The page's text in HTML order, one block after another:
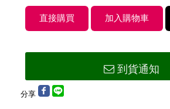
到貨通知
分享